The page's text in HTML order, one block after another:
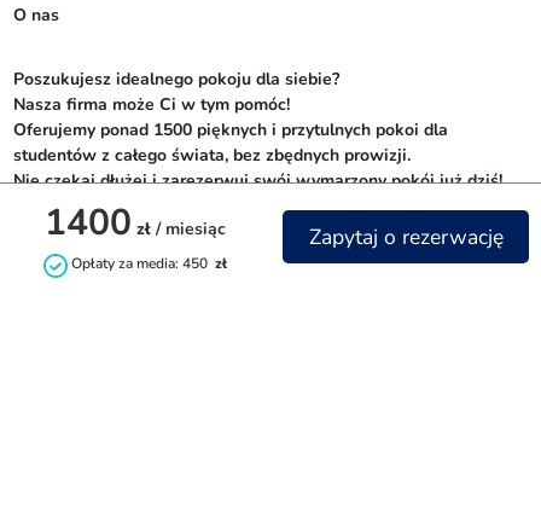
1400 zł / miesiąc
Opłaty za media: 450 zł
Zapytaj o rezerwację
O nas
Poszukujesz idealnego pokoju dla siebie?
Nasza firma może Ci w tym pomóc!
Oferujemy ponad 1500 pięknych i przytulnych pokoi dla
studentów z całego świata, bez zbędnych prowizji.
Nie czekaj dłużej i zarezerwuj swój wymarzony pokój już dziś!